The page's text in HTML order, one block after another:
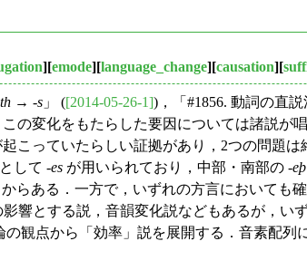
][emode][language_change][causation][
th → -s 」 ([2014-05-26-1])，「#1856. 動詞の直
の変化をもたらした要因については諸説が
こっていたらしい証拠があり，2つの問題は
して -es が用いられており，中部・南部の -eþ
らある．一方で，いずれの方言においても
影響とする説，音韻変化説などもあるが，い
観点から「効率」説を展開する．音素配